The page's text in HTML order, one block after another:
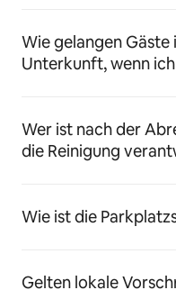
Wie gelangen
Unterkunft, wenn
Wer ist nach der
die Reinigung
Wie ist die
Gelten lokale